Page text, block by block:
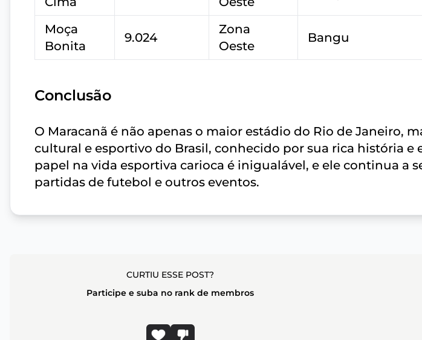
Moça
Bonita
9.024
Zona
Oeste
Bangu
Conclusão
O Maracanã é não apenas o maior estádio do Rio de Janeiro,
cultural e esportivo do Brasil, conhecido por sua rica história e
papel na vida esportiva carioca é inigualável, e ele continua a
partidas de futebol e outros eventos.
CURTIU ESSE POST?
Participe e suba no rank de membros